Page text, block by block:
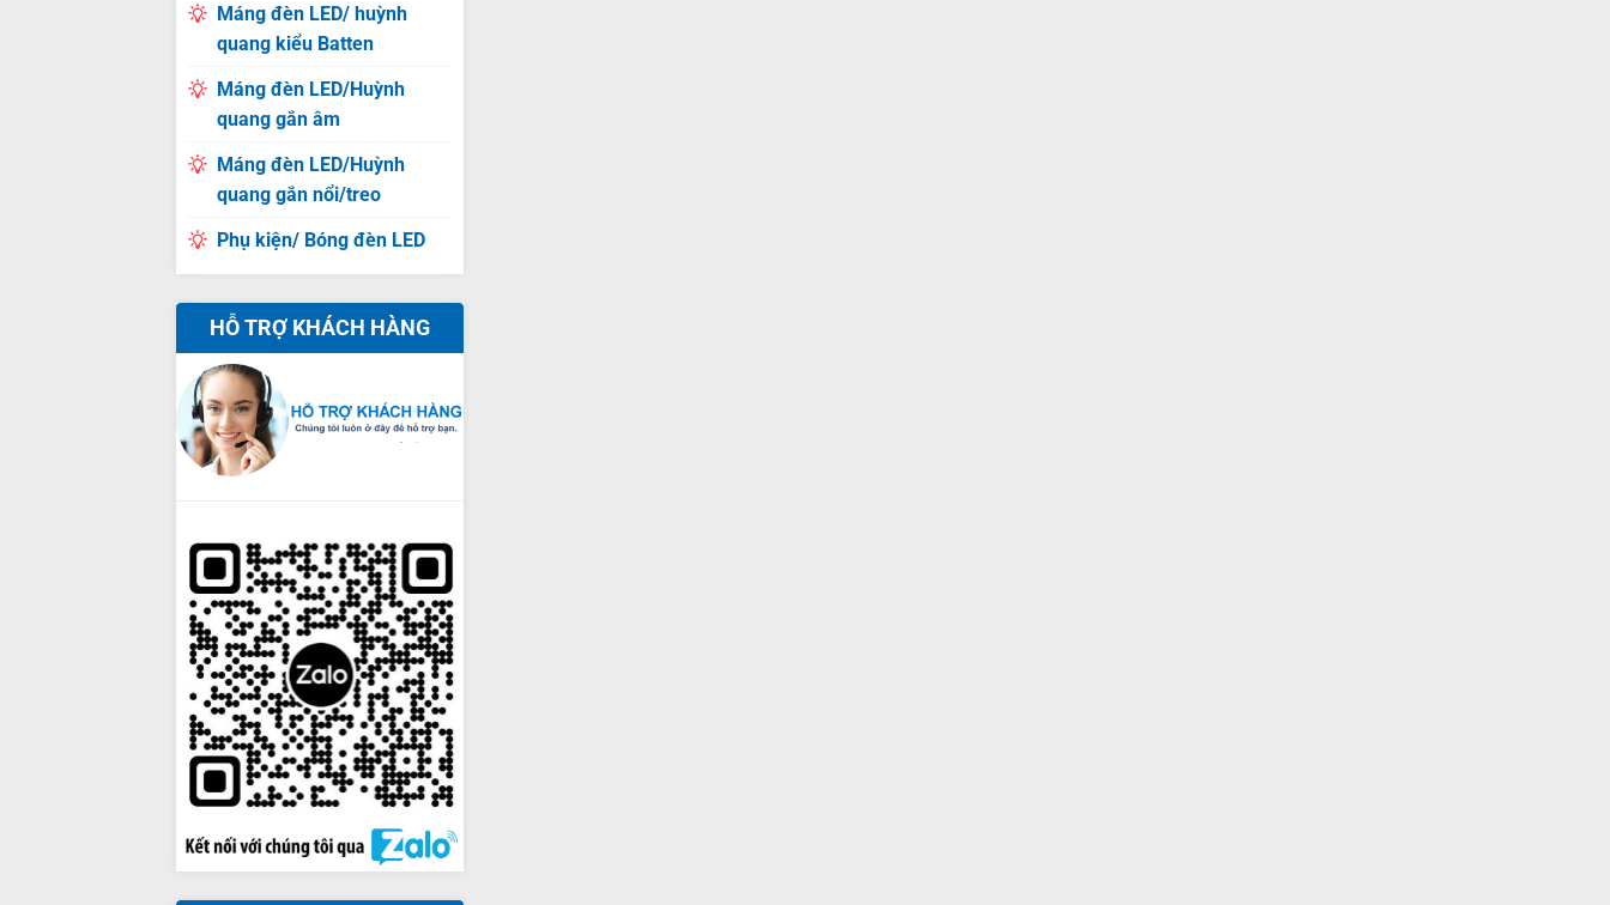
Máng đèn LED/ huỳnh
quang kiểu Batten
Máng đèn LED/Huỳnh
quang gắn âm
Máng đèn LED/Huỳnh
quang gắn nổi/treo
Phụ kiện/ Bóng đèn LED
HỖ TRỢ KHÁCH HÀNG